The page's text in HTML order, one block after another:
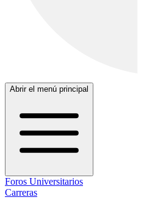
Abrir el menú principal
Foros Universitarios
Carreras